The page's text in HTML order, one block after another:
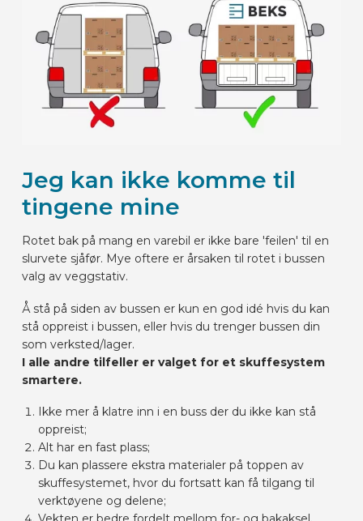
Jeg kan ikke komme til
tingene mine
Rotet bak på mang en varebil er ikke bare 'feilen' til en
slurvete sjåfør. Mye oftere er årsaken til rotet i bussen
valg av veggstativ.
Å stå på siden av bussen er kun en god idé hvis du kan
stå oppreist i bussen, eller hvis du trenger bussen din
som verksted/lager.
I alle andre tilfeller er valget for et skuffesystem
smartere.
Ikke mer å klatre inn i en buss der du ikke kan stå
oppreist;
Alt har en fast plass;
Du kan plassere ekstra materialer på toppen av
skuffesystemet, hvor du fortsatt kan få tilgang til
verktøyene og delene;